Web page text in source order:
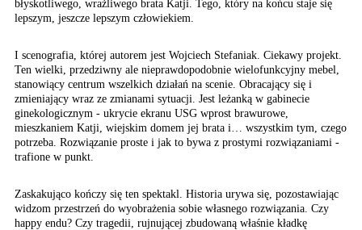
błyskotliwego, wrażliwego brata Katji. Tego, który na końcu staje się
lepszym, jeszcze lepszym człowiekiem.
I scenografia, której autorem jest Wojciech Stefaniak. Ciekawy projekt.
Ten wielki, przedziwny ale nieprawdopodobnie wielofunkcyjny mebel,
stanowiący centrum wszelkich działań na scenie. Obracający się i
zmieniający wraz ze zmianami sytuacji. Jest leżanką w gabinecie
ginekologicznym - ukrycie ekranu USG wprost brawurowe,
mieszkaniem Katji, wiejskim domem jej brata i… wszystkim tym, czego
potrzeba. Rozwiązanie proste i jak to bywa z prostymi rozwiązaniami -
trafione w punkt.
Zaskakująco kończy się ten spektakl. Historia urywa się, pozostawiając
widzom przestrzeń do wyobrażenia sobie własnego rozwiązania. Czy
happy endu? Czy tragedii, rujnującej zbudowaną właśnie kładkę